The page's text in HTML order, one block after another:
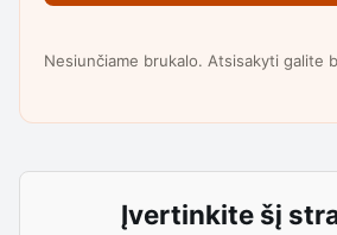
Nesiunčiame brukalo. Atsisakyti galite
Įvertinkite šį